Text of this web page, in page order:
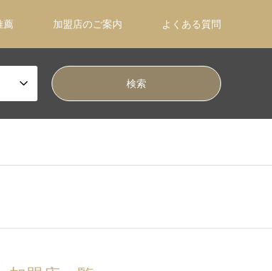
薦 加盟店のご案内 よくある質問